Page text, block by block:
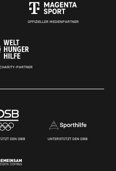
OFFIZIELLER MEDIENPARTNER
PARTNER
DEN DBB UNTERSTÜTZT DEN DBB